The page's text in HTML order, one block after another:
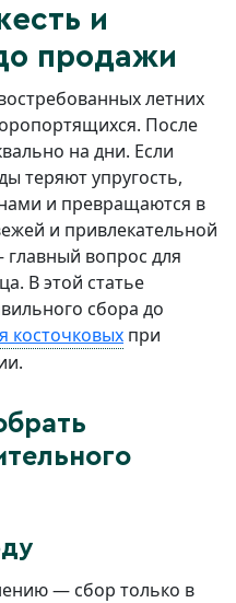
и
продажи
летних
После
на дни. Если
теряют упругость,
и превращаются в
и привлекательной
вопрос для
В этой статье
сбора до
косточковых при
— сбор только в